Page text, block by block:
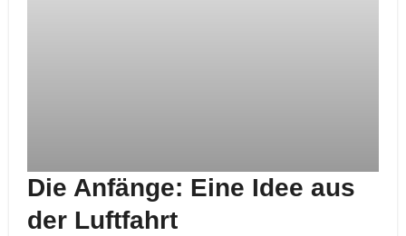
Die Anfänge: Eine Idee aus
der Luftfahrt